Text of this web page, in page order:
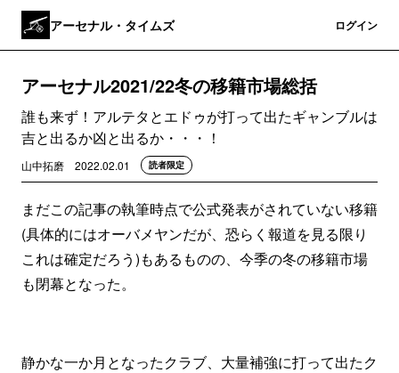
アーセナル・タイムズ ログイン
アーセナル2021/22冬の移籍市場総括
誰も来ず！アルテタとエドゥが打って出たギャンブルは
吉と出るか凶と出るか・・・！
山中拓磨 2022.02.01 読者限定
まだこの記事の執筆時点で公式発表がされていない移籍
(具体的にはオーバメヤンだが、恐らく報道を見る限り
これは確定だろう)もあるものの、今季の冬の移籍市場
も閉幕となった。
静かな一か月となったクラブ、大量補強に打って出たク